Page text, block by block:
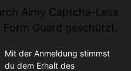
Aimy Captcha-Less
Form Guard geschützt.
Mit der Anmeldung stimmst
du dem Erhalt des